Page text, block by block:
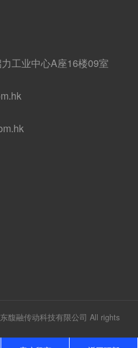
工业中心A座16楼09室
馥融传动科技有限公司 All rights